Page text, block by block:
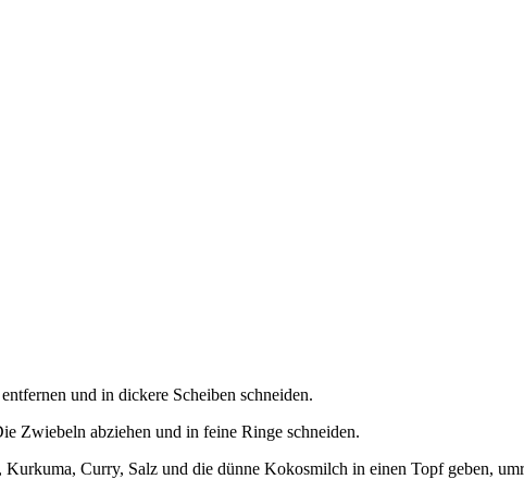
und in dickere Scheiben schneiden.
Zwiebeln abziehen und in feine Ringe schneiden.
Curry, Salz und die dünne Kokosmilch in einen Topf geben,